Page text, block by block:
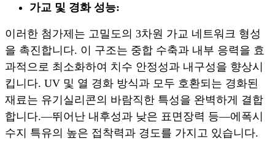
가교 및 경화 성능:
이러한 첨가제는 고밀도의 3차원 가교 네트워크 형성
을 촉진합니다. 이 구조는 중합 수축과 내부 응력을 효
과적으로 최소화하여 치수 안정성과 내구성을 향상시
킵니다. UV 및 열 경화 방식과 모두 호환되는 경화된
재료는 유기실리콘의 바람직한 특성을 완벽하게 결합
합니다.—뛰어난 내후성과 낮은 표면장력 등—에폭시
수지 특유의 높은 접착력과 경도를 가지고 있습니다.